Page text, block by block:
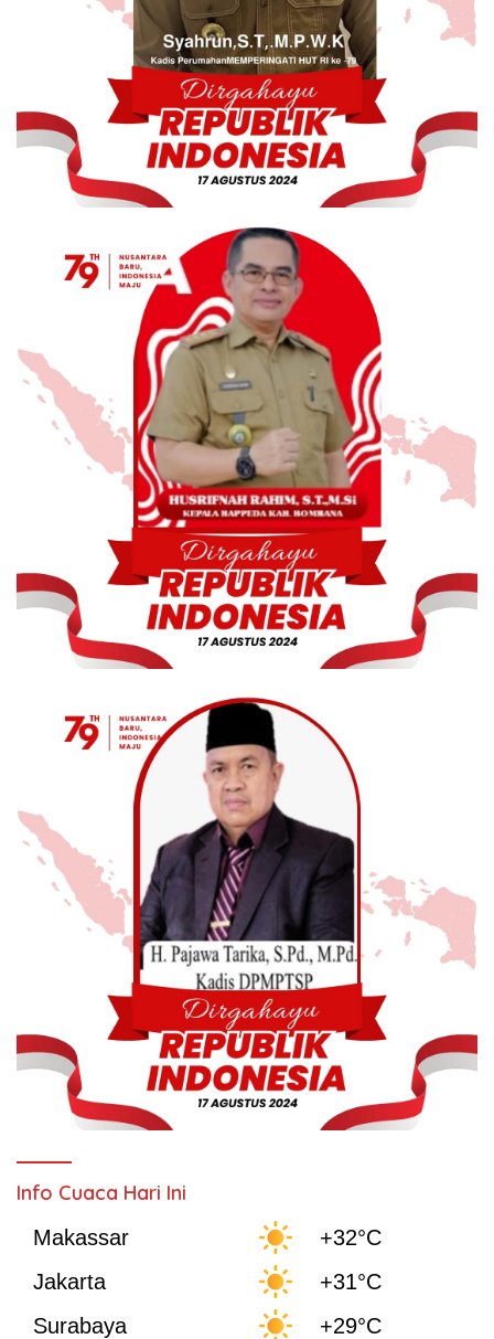
Info Cuaca Hari Ini
Makassar
+32°C
Jakarta
+31°C
Surabaya
+29°C